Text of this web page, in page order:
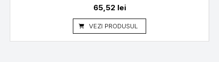
65,52 lei
VEZI PRODUSUL